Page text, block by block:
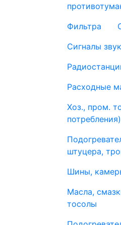
Фильтра
Сигналы
Расходные
Хоз., пром.
потребления)
штуцера,
Шины,
Масла,
тосолы